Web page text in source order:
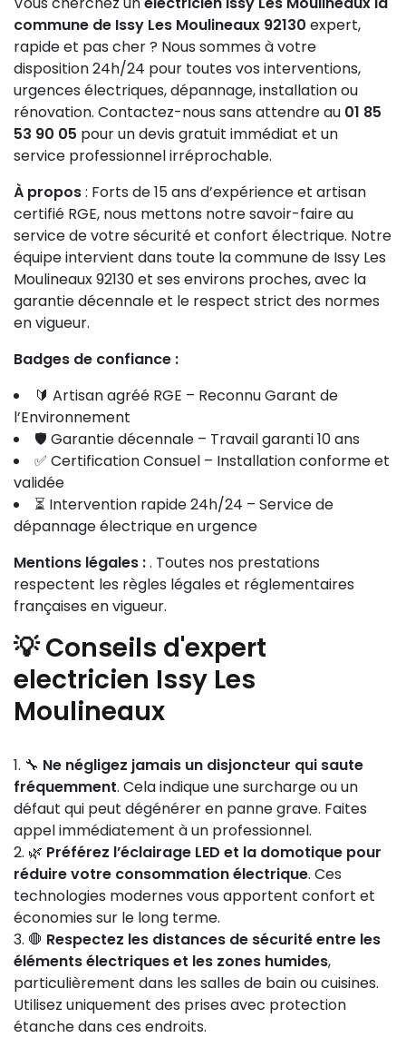
LED basse consommation et optez pour des
dispositifs de sécurité modernes. Enfin, en cas de
doute, faites appel rapidement à un professionnel
pour un diagnostic et des conseils adaptés.
commune de Issy Les Moulineaux 92130 expert,
rapide et pas cher ? Nous sommes à votre
disposition 24h/24 pour toutes vos interventions,
urgences électriques, dépannage, installation ou
rénovation. Contactez-nous sans attendre au 01 85
53 90 05 pour un devis gratuit immédiat et un
service professionnel irréprochable.
À propos: Forts de 15 ans d’expérience et artisan
certifié RGE, nous mettons notre savoir-faire au
service de votre sécurité et confort électrique. Notre
équipe intervient dans toute la commune de Issy Les
Moulineaux 92130 et ses environs proches, avec la
garantie décennale et le respect strict des normes
en vigueur.
Badges de confiance :
🔰 Artisan agréé RGE – Reconnu Garant de
l’Environnement
🛡️ Garantie décennale – Travail garanti 10 ans
✅ Certification Consuel – Installation conforme et
validée
⏳ Intervention rapide 24h/24 – Service de
dépannage électrique en urgence
Mentions légales :. Toutes nos prestations
respectent les règles légales et réglementaires
françaises en vigueur.
💡 Conseils d'expert
electricien Issy Les
Moulineaux
🔧 Ne négligez jamais un disjoncteur qui saute
fréquemment. Cela indique une surcharge ou un
défaut qui peut dégénérer en panne grave. Faites
appel immédiatement à un professionnel.
🌿 Préférez l’éclairage LED et la domotique pour
réduire votre consommation électrique. Ces
technologies modernes vous apportent confort et
économies sur le long terme.
🛑 Respectez les distances de sécurité entre les
éléments électriques et les zones humides,
particulièrement dans les salles de bain ou cuisines.
Utilisez uniquement des prises avec protection
étanche dans ces endroits.